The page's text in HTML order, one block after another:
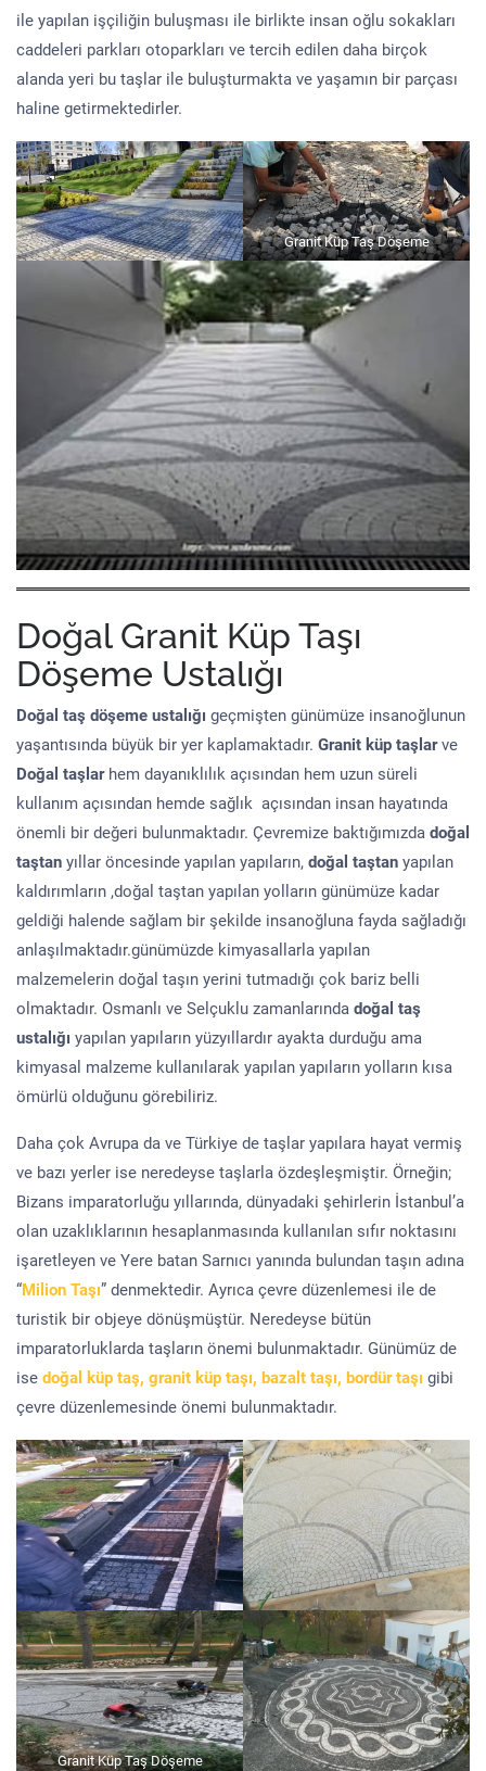
ile yapılan işçiliğin buluşması ile birlikte insan oğlu sokakları
caddeleri parkları otoparkları ve tercih edilen daha birçok
alanda yeri bu taşlar ile buluşturmakta ve yaşamın bir parçası
haline getirmektedirler.
Granit Küp Taş Döşeme
Doğal Granit Küp Taşı
Döşeme Ustalığı
Doğal taş döşeme ustalığı geçmişten günümüze insanoğlunun
yaşantısında büyük bir yer kaplamaktadır. Granit küp taşlarve
Doğal taşlar hem dayanıklılık açısından hem uzun süreli
kullanım açısından hemde sağlık açısından insan hayatında
önemli bir değeri bulunmaktadır. Çevremize baktığımızda doğal
taştan yıllar öncesinde yapılan yapıların, doğal taştan yapılan
kaldırımların ,doğal taştan yapılan yolların günümüze kadar
geldiği halende sağlam bir şekilde insanoğluna fayda sağladığı
anlaşılmaktadır.günümüzde kimyasallarla yapılan
malzemelerin doğal taşın yerini tutmadığı çok bariz belli
olmaktadır. Osmanlı ve Selçuklu zamanlarında doğal taş
ustalığı yapılan yapıların yüzyıllardır ayakta durduğu ama
kimyasal malzeme kullanılarak yapılan yapıların yolların kısa
ömürlü olduğunu görebiliriz.
Daha çok Avrupa da ve Türkiye de taşlar yapılara hayat vermiş
ve bazı yerler ise neredeyse taşlarla özdeşleşmiştir. Örneğin;
Bizans imparatorluğu yıllarında, dünyadaki şehirlerin İstanbul’a
olan uzaklıklarının hesaplanmasında kullanılan sıfır noktasını
işaretleyen ve Yere batan Sarnıcı yanında bulundan taşın adına
“Milion Taşı” denmektedir. Ayrıca çevre düzenlemesi ile de
turistik bir objeye dönüşmüştür. Neredeyse bütün
imparatorluklarda taşların önemi bulunmaktadır. Günümüz de
ise doğal küp taş, granit küp taşı, bazalt taşı, bordür taşı gibi
çevre düzenlemesinde önemi bulunmaktadır.
Granit Küp Taş Döşeme